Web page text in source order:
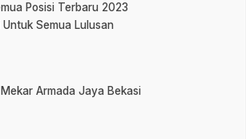
Posisi Terbaru 2023
Semua Lulusan
Armada Jaya Bekasi